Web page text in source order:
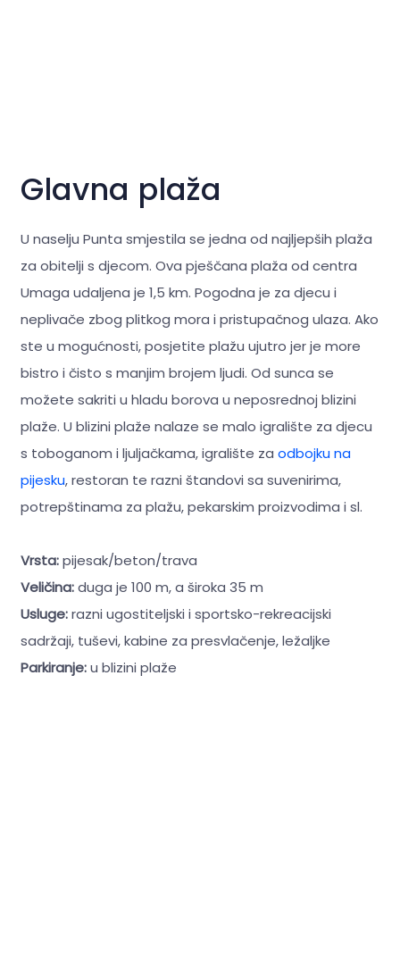
Glavna plaža
U naselju Punta smjestila se jedna od najljepših plaža
za obitelji s djecom. Ova pješčana plaža od centra
Umaga udaljena je 1,5 km. Pogodna je za djecu i
neplivače zbog plitkog mora i pristupačnog ulaza. Ako
ste u mogućnosti, posjetite plažu ujutro jer je more
bistro i čisto s manjim brojem ljudi. Od sunca se
možete sakriti u hladu borova u neposrednoj blizini
plaže. U blizini plaže nalaze se malo igralište za djecu
s toboganom i ljuljačkama, igralište za odbojku na
pijesku, restoran te razni štandovi sa suvenirima,
potrepštinama za plažu, pekarskim proizvodima i sl.
Vrsta:pijesak/beton/trava
Veličina:duga je 100 m, a široka 35 m
Usluge:razni ugostiteljski i sportsko-rekreacijski
sadržaji, tuševi, kabine za presvlačenje, ležaljke
Parkiranje:u blizini plaže